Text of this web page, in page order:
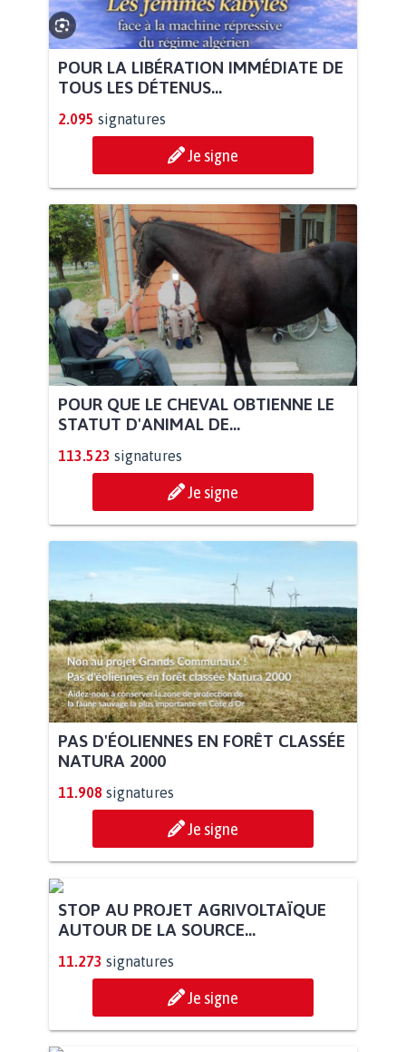
POUR LA LIBÉRATION IMMÉDIATE DE
TOUS LES DÉTENUS...
2.095 signatures
Je signe
POUR QUE LE CHEVAL OBTIENNE LE
STATUT D'ANIMAL DE...
113.523 signatures
Je signe
PAS D'ÉOLIENNES EN FORÊT CLASSÉE
NATURA 2000
11.908 signatures
Je signe